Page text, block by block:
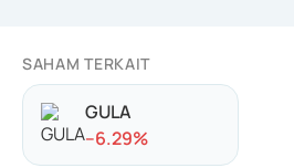
SAHAM TERKAIT
GULA
--6.29%